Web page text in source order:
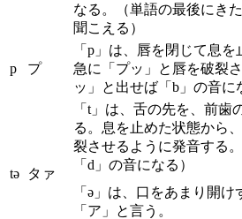
なる。（単語の最後にき
聞こえる）
p プ
「p」は、唇を閉じて息
急に「プッ」と唇を破裂
ッ」と出せば「b」の音に
tə タァ
「t」は、舌の先を、前歯
る。息を止めた状態から
裂させるように発音する
「d」の音になる）
「ə」は、口をあまり開
「ア」と言う。